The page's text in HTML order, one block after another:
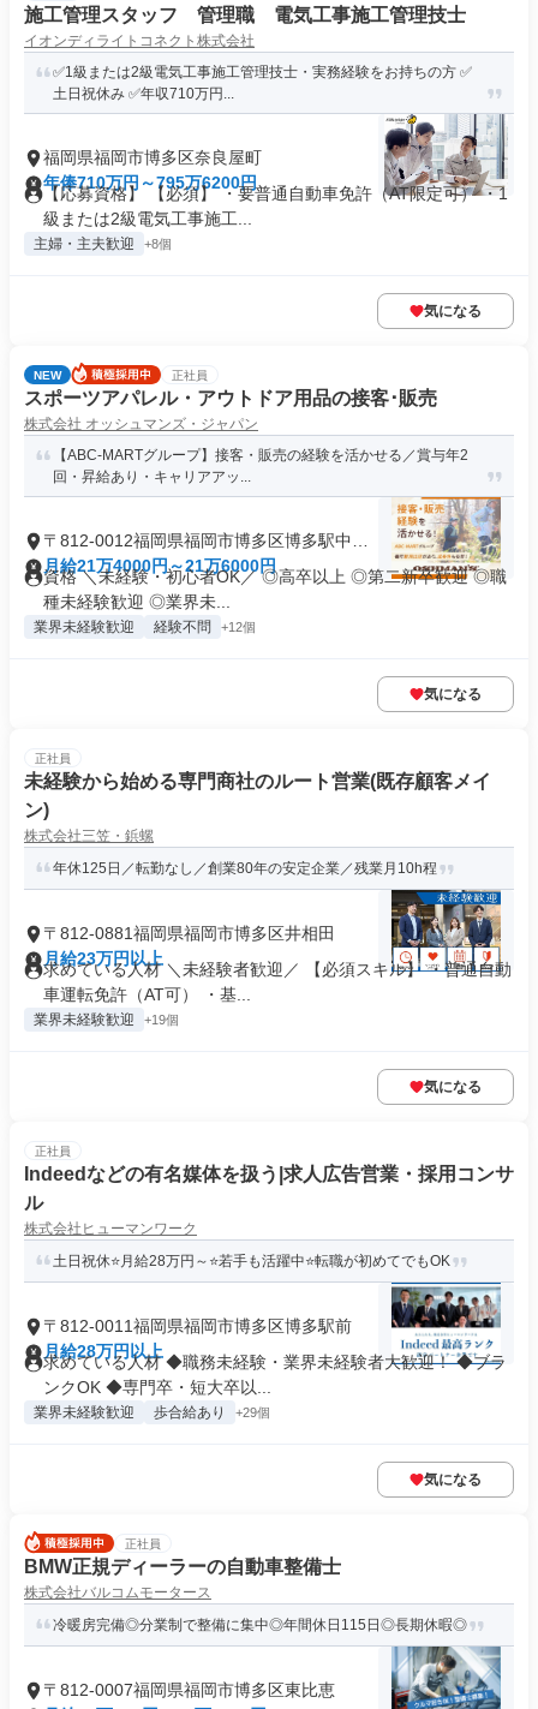
施工管理スタッフ 管理職 電気工事施工管理技士
イオンディライトコネクト株式会社
✅1級または2級電気工事施工管理技士・実務経験をお持ちの方 ✅
土日祝休み ✅年収710万円...
福岡県福岡市博多区奈良屋町
年俸710万円～795万6200円
【応募資格】 【必須】 ・要普通自動車免許（AT限定可） ・1
級または2級電気工事施工...
主婦・主夫歓迎 +8個
気になる
NEW 正社員
スポーツアパレル・アウトドア用品の接客･販売
株式会社 オッシュマンズ・ジャパン
【ABC-MARTグループ】接客・販売の経験を活かせる／賞与年2
回・昇給あり・キャリアアッ...
〒812-0012福岡県福岡市博多区博多駅中央
街
月給21万4000円～21万6000円
資格 ＼未経験・初心者OK／ ◎高卒以上 ◎第二新卒歓迎 ◎職
種未経験歓迎 ◎業界未...
業界未経験歓迎 経験不問 +12個
気になる
正社員
未経験から始める専門商社のルート営業(既存顧客メイ
ン)
株式会社三笠・鋲螺
年休125日／転勤なし／創業80年の安定企業／残業月10h程
〒812-0881福岡県福岡市博多区井相田
月給23万円以上
求めている人材 ＼未経験者歓迎／ 【必須スキル】 ・普通自動
車運転免許（AT可） ・基...
業界未経験歓迎 +19個
気になる
正社員
Indeedなどの有名媒体を扱う|求人広告営業・採用コンサ
ル
株式会社ヒューマンワーク
土日祝休⭐月給28万円～⭐若手も活躍中⭐転職が初めてでもOK
〒812-0011福岡県福岡市博多区博多駅前
月給28万円以上
求めている人材 ◆職務未経験・業界未経験者大歓迎！ ◆ブラ
ンクOK ◆専門卒・短大卒以...
業界未経験歓迎 歩合給あり +29個
気になる
正社員
BMW正規ディーラーの自動車整備士
株式会社バルコムモータース
冷暖房完備◎分業制で整備に集中◎年間休日115日◎長期休暇◎
〒812-0007福岡県福岡市博多区東比恵